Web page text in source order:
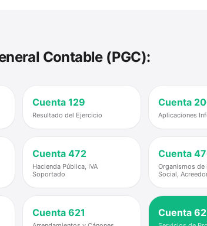
Contable (PGC):
Cuenta129
Resultado del Ejercicio
Cuenta
Aplicaciones
Cuenta472
Hacienda Pública, IVA
Soportado
Cuenta
Organismos de
Social,
Cuenta621 Cuenta